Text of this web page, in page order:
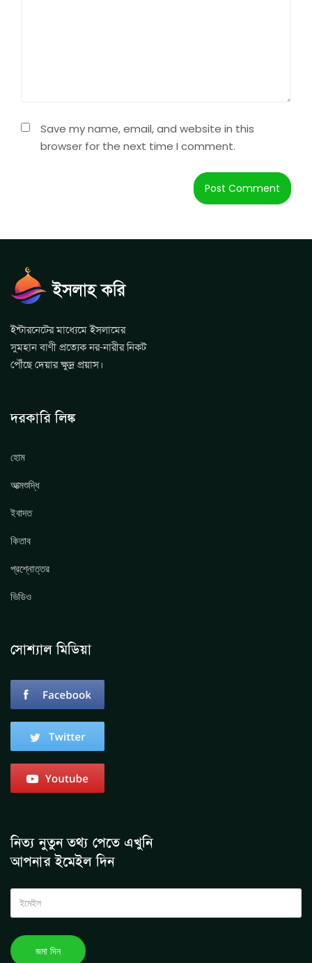
Save my name, email, and website in this
browser for the next time I comment.
ইন্টারনেটের মাধ্যেমে ইসলামের
সুমহান বাণী প্রত্যেক নর-নারীর নিকট
পৌঁছে দেয়ার ক্ষুদ্র প্রয়াস।
দরকারি লিঙ্ক
হোম
আত্মশুদ্ধি
ইবাদত
কিতাব
প্রশ্নোত্তর
ভিডিও
সোশ্যাল মিডিয়া
নিত্য নুতুন তথ্য পেতে এখুনি
আপনার ইমেইল দিন